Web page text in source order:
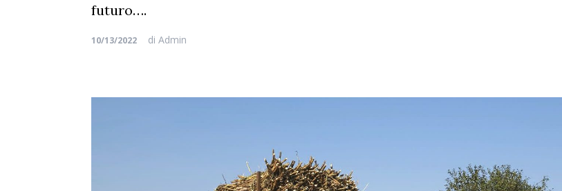
futuro….
10/13/2022 di Admin